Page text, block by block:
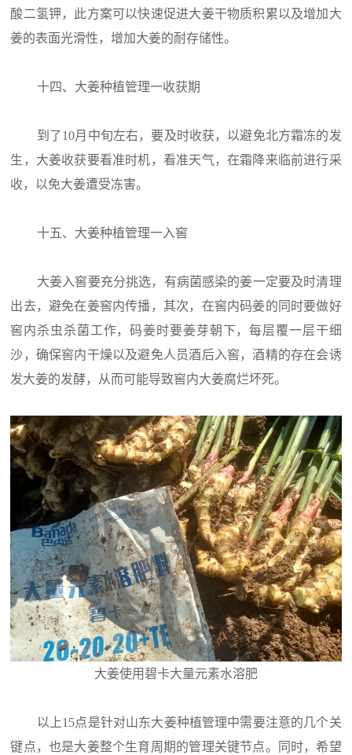
酸二氢钾，此方案可以快速促进大姜干物质积累以及增加大
姜的表面光滑性，增加大姜的耐存储性。
十四、大姜种植管理一收获期
到了10月中旬左右，要及时收获，以避免北方霜冻的发
生，大姜收获要看准时机，看准天气，在霜降来临前进行采
收，以免大姜遭受冻害。
十五、大姜种植管理一入窖
大姜入窖要充分挑选，有病菌感染的姜一定要及时清理
出去，避免在姜窖内传播，其次，在窖内码姜的同时要做好
窖内杀虫杀菌工作，码姜时要姜芽朝下，每层覆一层干细
沙，确保窖内干燥以及避免人员酒后入窖，酒精的存在会诱
发大姜的发酵，从而可能导致窖内大姜腐烂坏死。
大姜使用碧卡大量元素水溶肥
以上15点是针对山东大姜种植管理中需要注意的几个关
键点，也是大姜整个生育周期的管理关键节点。同时，希望